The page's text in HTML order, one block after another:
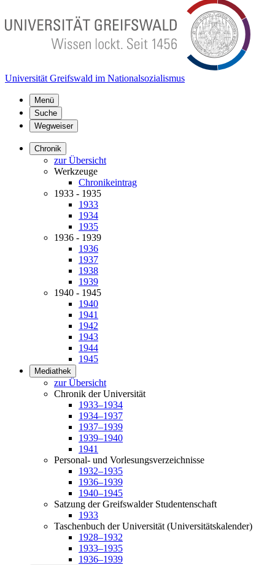
Universität Greifswald im Nationalsozialismus
Menü
Suche
Wegweiser
Chronik
zur Übersicht
Werkzeuge
Chronikeintrag
1933 - 1935
1933
1934
1935
1936 - 1939
1936
1937
1938
1939
1940 - 1945
1940
1941
1942
1943
1944
1945
Mediathek
zur Übersicht
Chronik der Universität
1933–1934
1934–1937
1937–1939
1939–1940
1941
Personal- und Vorlesungsverzeichnisse
1932–1935
1936–1939
1940–1945
Satzung der Greifswalder Studentenschaft
1933
Taschenbuch der Universität (Universitätskalender)
1928–1932
1933–1935
1936–1939